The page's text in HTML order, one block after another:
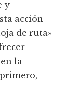
y
acción
de ruta»
la